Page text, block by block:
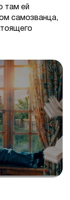
там ей
самозванца,